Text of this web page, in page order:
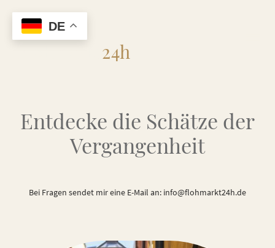
24h
Entdecke die Schätze der
Vergangenheit
Bei Fragen sendet mir eine E-Mail an: info@flohmarkt24h.de
DE